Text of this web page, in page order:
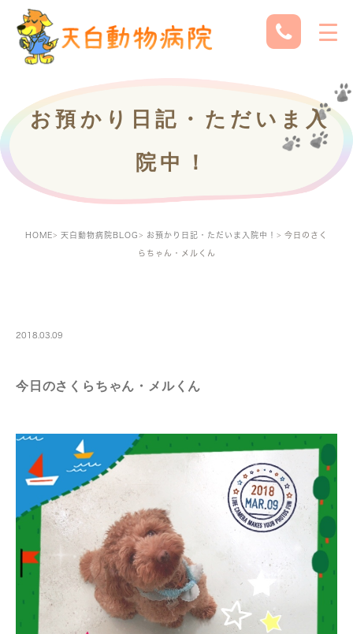
お預かり日記・ただいま入
院中！
HOME 天白動物病院BLOG お預かり日記・ただいま入院中！ 今日のさく
らちゃん・メルくん
2018.03.09
今日のさくらちゃん・メルくん